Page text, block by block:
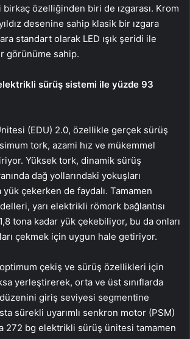
birkaç özelliğinden biri de ızgarası. Krom
desenine sahip klasik bir ızgara
standart olarak LED ışık şeridi ile
görünüme sahip.
sürüş sistemi ile yüzde 93
(EDU) 2.0, özellikle gerçek sürüş
tork, azami hız ve mükemmel
Yüksek tork, dinamik sürüş
dağ yollarındaki yokuşları
yük çekerken de faydalı. Tamamen
yarı elektrikli römork bağlantısı
tona kadar yük çekebiliyor, bu da onları
çekmek için uygun hale getiriyor.
çekiş ve sürüş özellikleri için
yerleştirerek, orta ve üst sınıflarda
giriş seviyesi segmentine
sürekli uyarımlı senkron motor (PSM)
272 bg elektrikli sürüş ünitesi tamamen